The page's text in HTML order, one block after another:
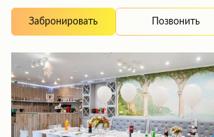
Забронировать Позвонить